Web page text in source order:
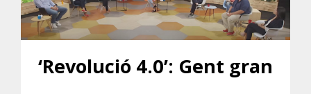
‘Revolució 4.0’: Gent gran